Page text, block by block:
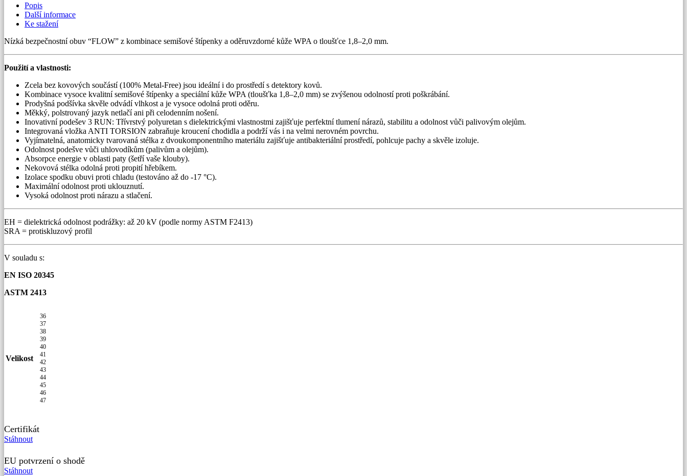
Popis
Další informace
Ke stažení
Nízká bezpečnostní obuv “FLOW” z kombinace semišové štípenky a oděruvzdorné kůže WPA o tloušťce 1,8–2,0 mm.
Použití a vlastnosti:
Zcela bez kovových součástí (100% Metal-Free) jsou ideální i do prostředí s detektory kovů.
Kombinace vysoce kvalitní semišové štípenky a speciální kůže WPA (tloušťka 1,8–2,0 mm) se zvýšenou odolností proti poškrábání.
Prodyšná podšívka skvěle odvádí vlhkost a je vysoce odolná proti oděru.
Měkký, polstrovaný jazyk netlačí ani při celodenním nošení.
Inovativní podešev 3 RUN: Třívrstvý polyuretan s dielektrickými vlastnostmi zajišťuje perfektní tlumení nárazů, stabilitu a odolnost vůči palivovým olejům.
Integrovaná vložka ANTI TORSION zabraňuje kroucení chodidla a podrží vás i na velmi nerovném povrchu.
Vyjímatelná, anatomicky tvarovaná stélka z dvoukomponentního materiálu zajišťuje antibakteriální prostředí, pohlcuje pachy a skvěle izoluje.
Odolnost podešve vůči uhlovodíkům (palivům a olejům).
Absorpce energie v oblasti paty (šetří vaše klouby).
Nekovová stélka odolná proti propití hřebíkem.
Izolace spodku obuvi proti chladu (testováno až do -17 °C).
Maximální odolnost proti uklouznutí.
Vysoká odolnost proti nárazu a stlačení.
EH = dielektrická odolnost podrážky: až 20 kV (podle normy ASTM F2413)
SRA = protiskluzový profil
V souladu s:
EN ISO 20345
ASTM 2413
Velikost
36
37
38
39
40
41
42
43
44
45
46
47
Certifikát
Stáhnout
EU potvrzení o shodě
Stáhnout